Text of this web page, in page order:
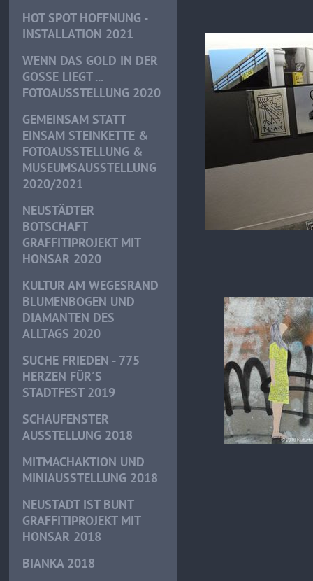
HOT SPOT HOFFNUNG -
INSTALLATION 2021
WENN DAS GOLD IN DER
GOSSE LIEGT ...
FOTOAUSSTELLUNG 2020
GEMEINSAM STATT
EINSAM STEINKETTE &
FOTOAUSSTELLUNG &
MUSEUMSAUSSTELLUNG
2020/2021
NEUSTÄDTER
BOTSCHAFT
GRAFFITIPROJEKT MIT
HONSAR 2020
KULTUR AM WEGESRAND
BLUMENBOGEN UND
DIAMANTEN DES
ALLTAGS 2020
SUCHE FRIEDEN - 775
HERZEN FÜR´S
STADTFEST 2019
SCHAUFENSTER
AUSSTELLUNG 2018
MITMACHAKTION UND
MINIAUSSTELLUNG 2018
NEUSTADT IST BUNT
GRAFFITIPROJEKT MIT
HONSAR 2018
BIANKA 2018